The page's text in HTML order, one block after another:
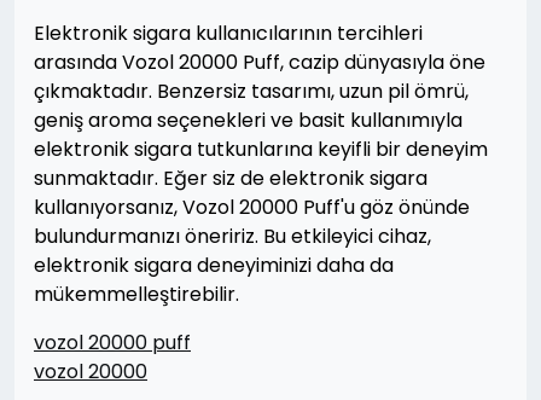
Elektronik sigara kullanıcılarının tercihleri
arasında Vozol 20000 Puff, cazip dünyasıyla öne
çıkmaktadır. Benzersiz tasarımı, uzun pil ömrü,
geniş aroma seçenekleri ve basit kullanımıyla
elektronik sigara tutkunlarına keyifli bir deneyim
sunmaktadır. Eğer siz de elektronik sigara
kullanıyorsanız, Vozol 20000 Puff'u göz önünde
bulundurmanızı öneririz. Bu etkileyici cihaz,
elektronik sigara deneyiminizi daha da
mükemmelleştirebilir.
vozol 20000 puff
vozol 20000